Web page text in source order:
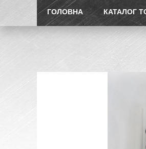
ГОЛОВНА КАТАЛОГ